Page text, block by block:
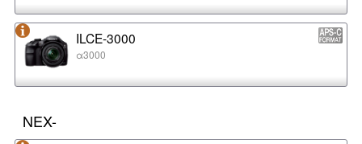
ILCE-3000
α3000
NEX-